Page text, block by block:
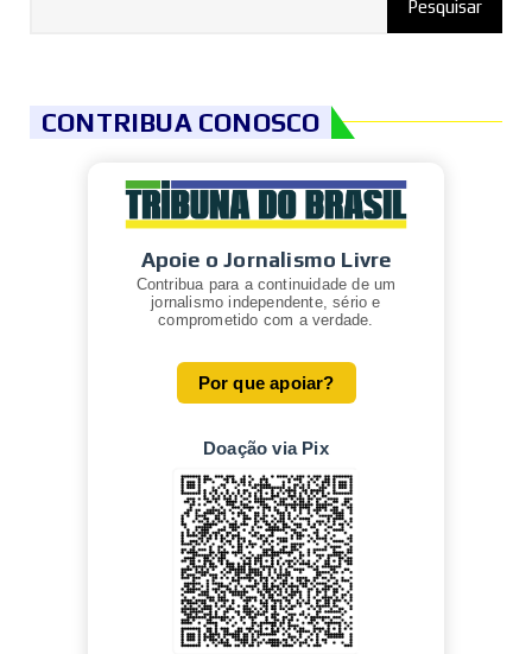
CONTRIBUA CONOSCO
Apoie o Jornalismo Livre
Contribua para a continuidade de um
jornalismo independente, sério e
comprometido com a verdade.
Por que apoiar?
Doação via Pix